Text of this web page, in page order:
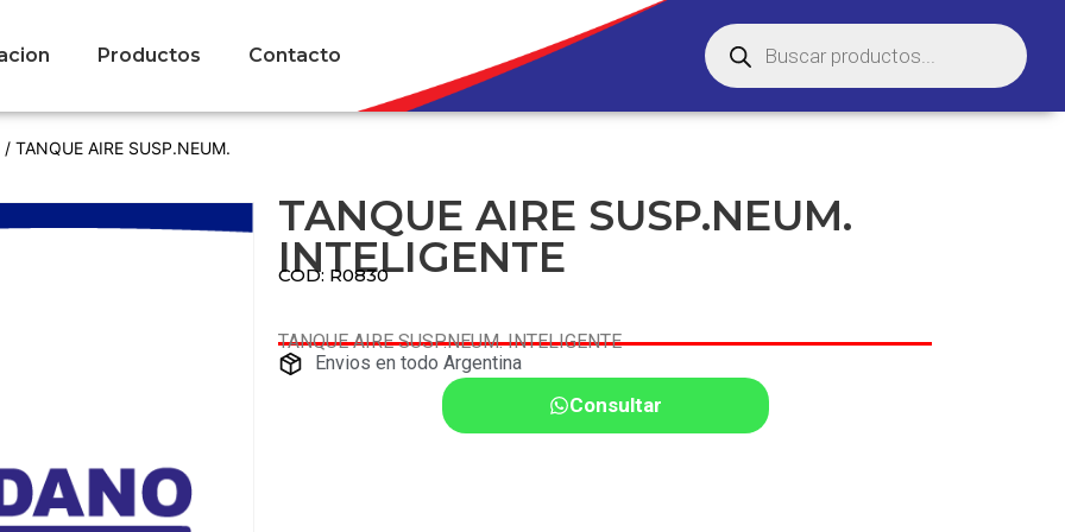
Productos Contacto
/ TANQUE AIRE SUSP.NEUM.
TANQUE AIRE SUSP.NEUM.
INTELIGENTE
COD: R0830
TANQUE AIRE SUSP.NEUM. INTELIGENTE
Envios en todo Argentina
Consultar